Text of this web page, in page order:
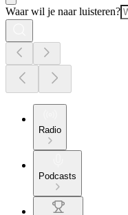
Waar wil je naar luisteren?
Radio
Podcasts